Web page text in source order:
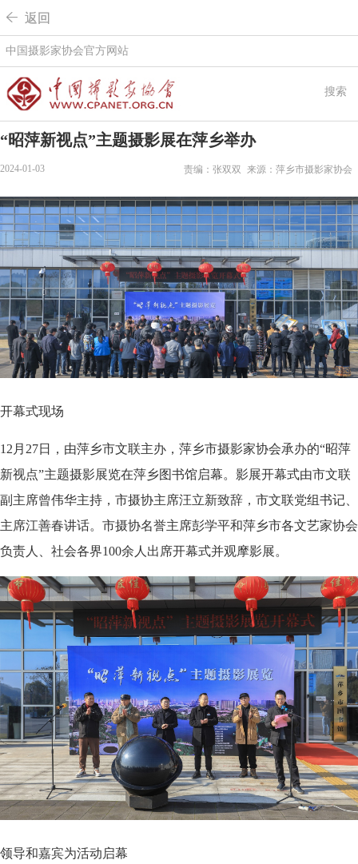
 返回
中国摄影家协会官方网站
搜索
“昭萍新视点”主题摄影展在萍乡举办
2024-01-03 来源：萍乡市摄影家协会
责编：张双双
开幕式现场
12月27日，由萍乡市文联主办，萍乡市摄影家协会承办的“昭萍
新视点”主题摄影展览在萍乡图书馆启幕。影展开幕式由市文联
副主席曾伟华主持，市摄协主席汪立新致辞，市文联党组书记、
主席江善春讲话。市摄协名誉主席彭学平和萍乡市各文艺家协会
负责人、社会各界100余人出席开幕式并观摩影展。
领导和嘉宾为活动启幕